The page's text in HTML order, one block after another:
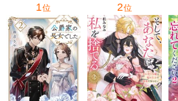
1位 2位